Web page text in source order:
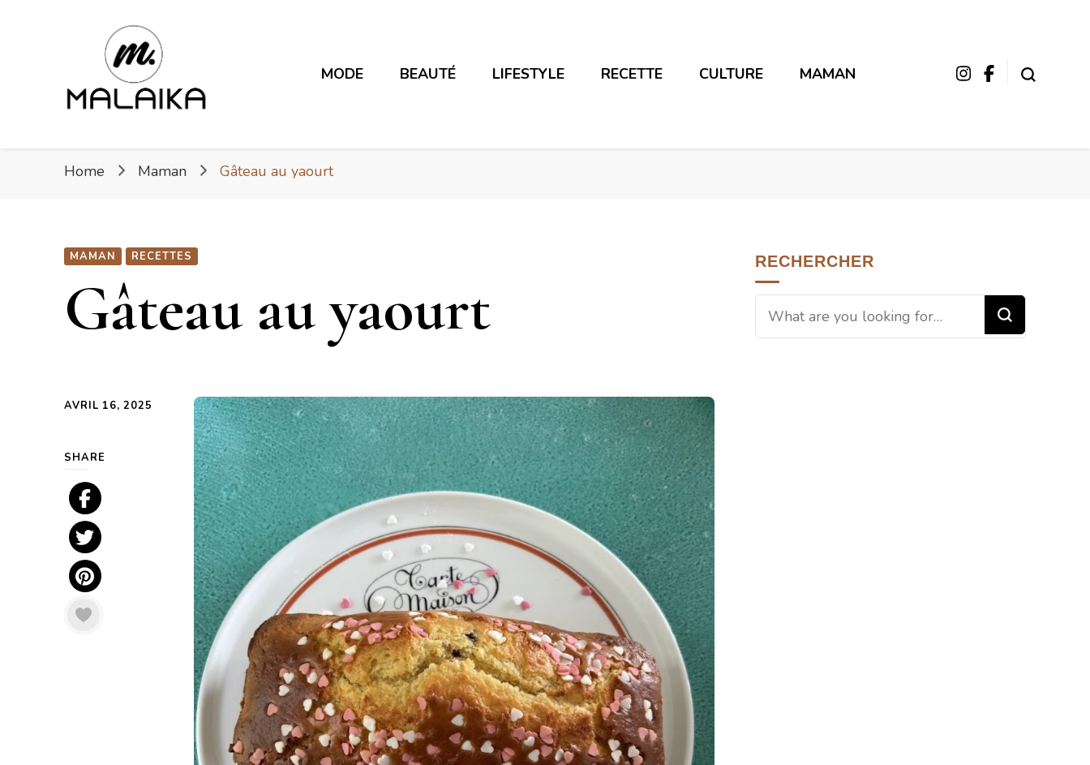
Malaika
MODE BEAUTÉ LIFESTYLE RECETTE CULTURE MAMAN
Home Maman Gâteau au yaourt
MAMAN RECETTES
Gâteau au yaourt
AVRIL 16, 2025
SHARE
RECHERCHER